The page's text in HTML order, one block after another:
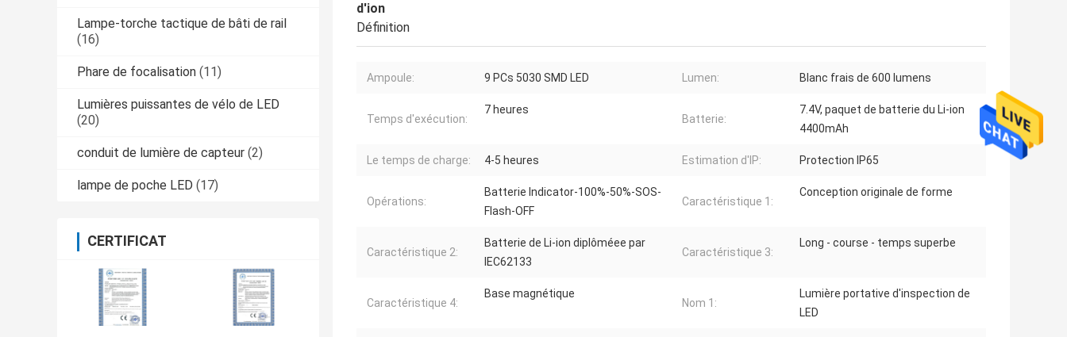
Lampe-torche tactique de bâti de rail
(16)
Phare de focalisation (11)
Lumières puissantes de vélo de LED
(20)
conduit de lumière de capteur (2)
lampe de poche LED (17)
CERTIFICAT
d'ion
Définition
Ampoule: 9 PCs 5030 SMD LED Lumen: Blanc frais de 600 lumens
Temps d'exécution:
7 heures
Batterie:
7.4V, paquet de batterie du Li-ion
4400mAh
Le temps de charge: 4-5 heures Estimation d'IP: Protection IP65
Opérations:
Batterie Indicator-100%-50%-SOS-
Flash-OFF
Caractéristique 1:
Conception originale de forme
Caractéristique 2:
Batterie de Li-ion diplôméee par
IEC62133
Caractéristique 3:
Long - course - temps superbe
Caractéristique 4:
Base magnétique
Nom 1:
Lumière portative d'inspection de
LED